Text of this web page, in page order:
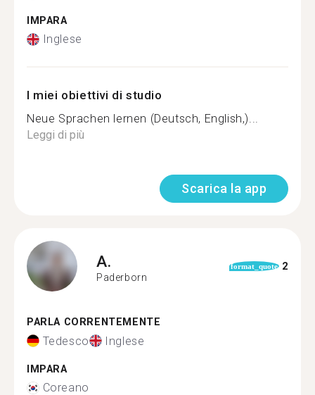
IMPARA
Inglese
I miei obiettivi di studio
Neue Sprachen lernen (Deutsch, English,)...
Leggi di più
Scarica la app
A.
Paderborn
format_quote 2
PARLA CORRENTEMENTE
Tedesco Inglese
IMPARA
Coreano